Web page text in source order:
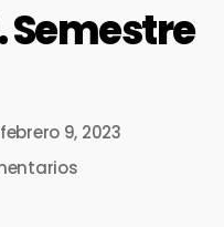
Semestre
febrero 9, 2023